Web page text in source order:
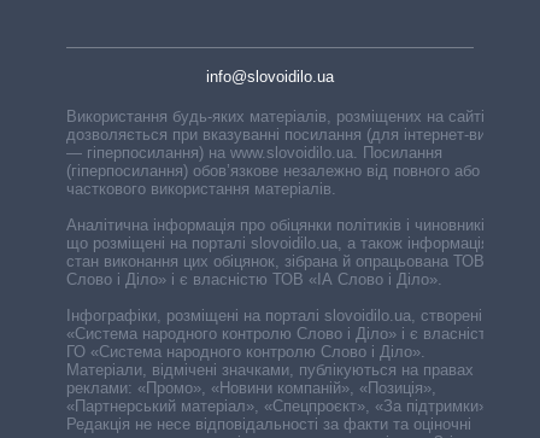
info@slovoidilo.ua
Використання будь-яких матеріалів, розміщених на сайті,
дозволяється при вказуванні посилання (для інтернет-видань
— гіперпосилання) на www.slovoidilo.ua. Посилання
(гіперпосилання) обов’язкове незалежно від повного або
часткового використання матеріалів.
Аналітична інформація про обіцянки політиків і чиновників,
що розміщені на порталі slovoidilo.ua, а також інформація про
стан виконання цих обіцянок, зібрана й опрацьована ТОВ «ІА
Слово і Діло» і є власністю ТОВ «ІА Слово і Діло».
Інфографіки, розміщені на порталі slovoidilo.ua, створені ГО
«Система народного контролю Слово і Діло» і є власністю
ГО «Система народного контролю Слово і Діло».
Матеріали, відмічені значками, публікуються на правах
реклами: «Промо», «Новини компаній», «Позиція»,
«Партнерський матеріал», «Спецпроєкт», «За підтримки».
Редакція не несе відповідальності за факти та оціночні